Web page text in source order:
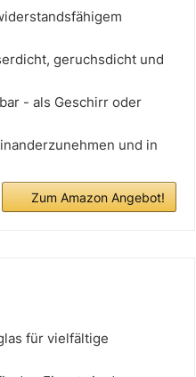
geruchsdicht und
- als Geschirr oder
und in
Zum Amazon Angebot!
für vielfältige